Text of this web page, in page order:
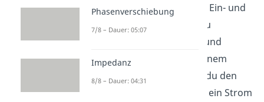
im Gleichstromkreis
beim Ein- und
Ausschaltvorgang an. Dazu
und
Spannungsquelle
mit einem
Schalter in Reihe. Schließt du den
Schalter, so fließt plötzlich ein Strom
Phasenverschiebung
7/8 – Dauer: 05:07
Impedanz
8/8 – Dauer: 04:31